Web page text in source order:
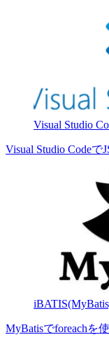
Visual Studio
Visual Studio Code
MyBatisでforeachを